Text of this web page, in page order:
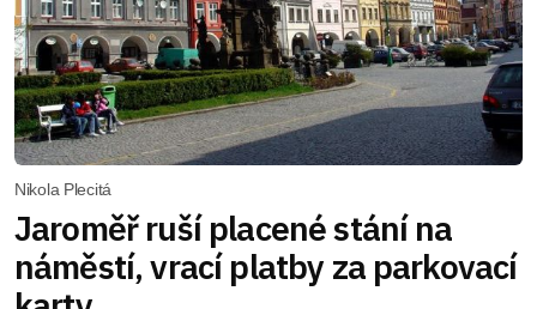
Nikola Plecitá
Jaroměř ruší placené stání na
náměstí, vrací platby za parkovací